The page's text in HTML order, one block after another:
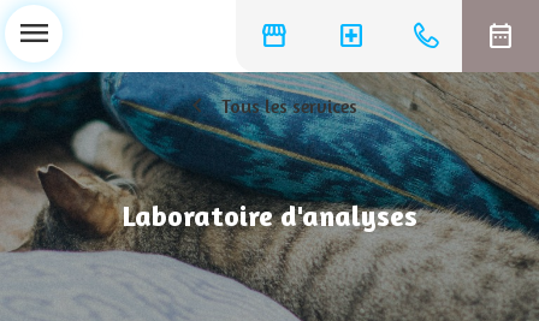
storefront local_hospital date_range
menu
chevron_left Tous les services
Laboratoire d'analyses